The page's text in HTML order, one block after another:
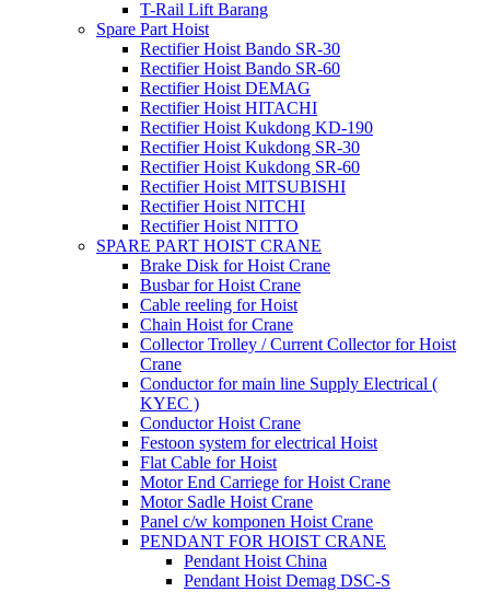
T-Rail Lift Barang
Spare Part Hoist
Rectifier Hoist Bando SR-30
Rectifier Hoist Bando SR-60
Rectifier Hoist DEMAG
Rectifier Hoist HITACHI
Rectifier Hoist Kukdong KD-190
Rectifier Hoist Kukdong SR-30
Rectifier Hoist Kukdong SR-60
Rectifier Hoist MITSUBISHI
Rectifier Hoist NITCHI
Rectifier Hoist NITTO
SPARE PART HOIST CRANE
Brake Disk for Hoist Crane
Busbar for Hoist Crane
Cable reeling for Hoist
Chain Hoist for Crane
Collector Trolley / Current Collector for Hoist
Crane
Conductor for main line Supply Electrical (
KYEC )
Conductor Hoist Crane
Festoon system for electrical Hoist
Flat Cable for Hoist
Motor End Carriege for Hoist Crane
Motor Sadle Hoist Crane
Panel c/w komponen Hoist Crane
PENDANT FOR HOIST CRANE
Pendant Hoist China
Pendant Hoist Demag DSC-S